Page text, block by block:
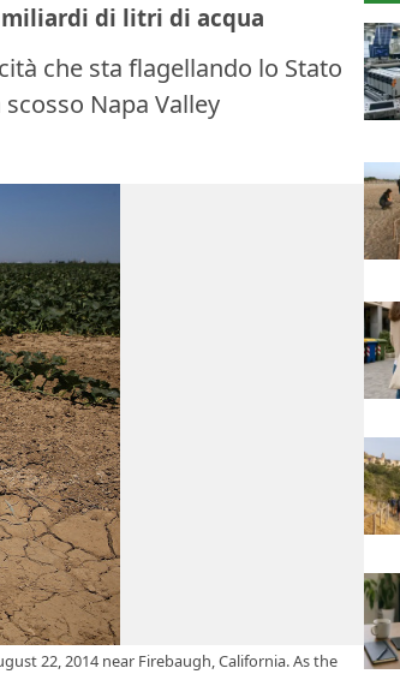
miliardi di litri di acqua
che sta flagellando lo Stato
Napa Valley
22, 2014 near Firebaugh, California. As the